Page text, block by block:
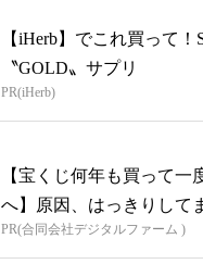
【iHerb】でこれ買って
〝GOLD〟サプリ
PR(iHerb)
【宝くじ何年も買って一
へ】原因、はっきりして
PR(合同会社デジタルファーム )